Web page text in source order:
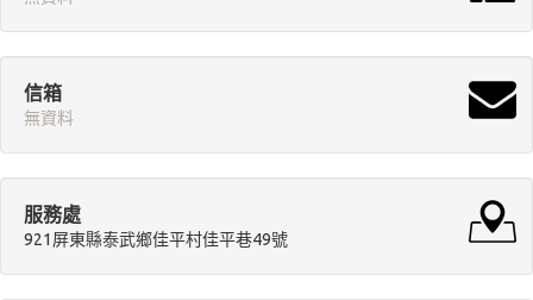
信箱
無資料
服務處
921屏東縣泰武鄉佳平村佳平巷49號